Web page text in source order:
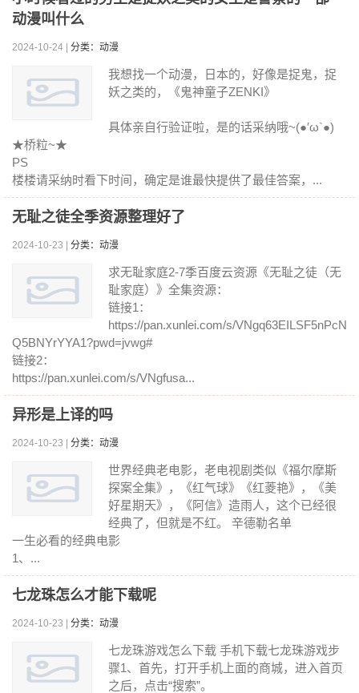
动漫叫什么
2024-10-24 | 分类：动漫
我想找一个动漫，日本的，好像是捉鬼，捉
妖之类的，《鬼神童子ZENKI》
具体亲自行验证啦，是的话采纳哦~(●′ω`●)
★桥粒~★
PS
楼楼请采纳时看下时间，确定是谁最快提供了最佳答案，...
无耻之徒全季资源整理好了
2024-10-23 | 分类：动漫
求无耻家庭2-7季百度云资源《无耻之徒（无
耻家庭）》全集资源：
链接1：
https://pan.xunlei.com/s/VNgq63EILSF5nPcN
Q5BNYrYYA1?pwd=jvwg#
链接2：
https://pan.xunlei.com/s/VNgfusa...
异形是上译的吗
2024-10-23 | 分类：动漫
世界经典老电影，老电视剧类似《福尔摩斯
探案全集》，《红气球》《红菱艳》，《美
好星期天》，《阿信》造雨人，这个已经很
经典了，但就是不红。 辛德勒名单
一生必看的经典电影
1、...
七龙珠怎么才能下载呢
2024-10-23 | 分类：动漫
七龙珠游戏怎么下载 手机下载七龙珠游戏步
骤1、首先，打开手机上面的商城，进入首页
之后，点击“搜索”。